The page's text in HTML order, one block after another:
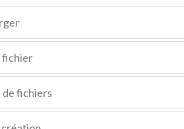
fichier
de fichiers